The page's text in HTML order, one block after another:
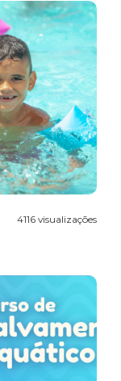
4116 visualizações